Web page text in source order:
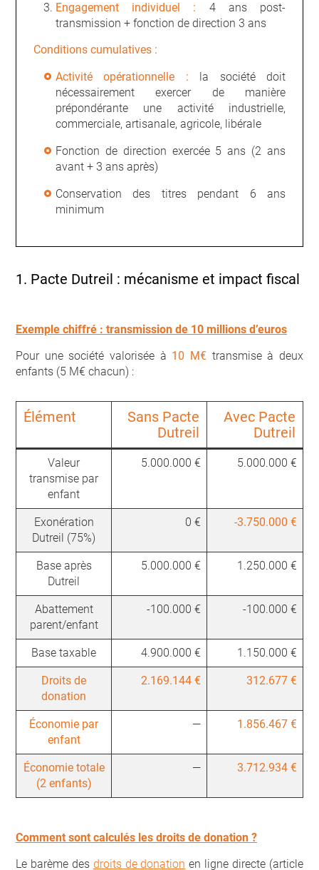
Engagement individuel : 4 ans post-
transmission + fonction de direction 3 ans
Conditions cumulatives :
Activité opérationnelle : la société doit
nécessairement exercer de manière
prépondérante une activité industrielle,
commerciale, artisanale, agricole, libérale
Fonction de direction exercée 5 ans (2 ans
avant + 3 ans après)
Conservation des titres pendant 6 ans
minimum
1. Pacte Dutreil : mécanisme et impact fiscal
Exemple chiffré : transmission de 10 millions d’euros
Pour une société valorisée à 10 M€ transmise à deux
enfants (5 M€ chacun) :
Élément
Sans Pacte
Dutreil
Avec Pacte
Dutreil
Valeur
transmise par
enfant
5.000.000 € 5.000.000 €
Exonération
Dutreil (75%)
0 € -3.750.000 €
Base après
Dutreil
5.000.000 € 1.250.000 €
Abattement
parent/enfant
-100.000 € -100.000 €
Base taxable 4.900.000 € 1.150.000 €
Droits de
donation
2.169.144 € 312.677 €
Économie par
enfant
— 1.856.467 €
Économie totale
(2 enfants)
— 3.712.934 €
Comment sont calculés les droits de donation ?
Le barème des droits de donation en ligne directe (article